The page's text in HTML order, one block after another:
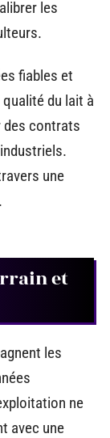
les
fiables et
du lait à
des contrats
une
et
les
ne
avec une